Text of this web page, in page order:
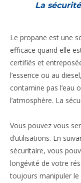
La
Le propane est une
efficace quand elle
certifiés et
l’essence ou au
contamine pas l’eau
l’atmosphère. La
Vous pouvez vous
d’utilisations. En
sécuritaire, vous
longévité de votre
toujours manipuler